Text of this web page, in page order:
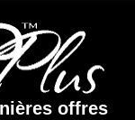
offres